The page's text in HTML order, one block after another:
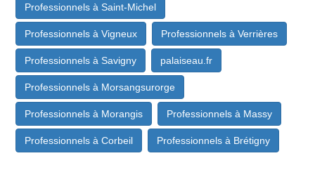
Professionnels à Saint-Michel
Professionnels à Vigneux Professionnels à Verrières
Professionnels à Savigny palaiseau.fr
Professionnels à Morsangsurorge
Professionnels à Morangis Professionnels à Massy
Professionnels à Corbeil Professionnels à Brétigny